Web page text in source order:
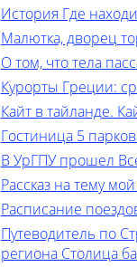
История Где
Малютка, дворец
О том, что тела
Курорты Греции:
Кайт в тайланде.
Гостиница 5
В УрГПУ прошел
Рассказ на тему
Расписание
Путеводитель по
региона Столица